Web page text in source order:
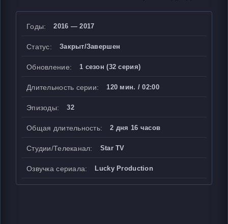
Годы: 2016 — 2017
Статус: Закрыт/Завершен
Обновление: 1 сезон (32 серия)
Длительность серии: 120 мин. / 02:00
Эпизоды: 32
Общая длительность: 2 дня 16 часов
Студии/Телеканал: Star TV
Озвучка сериала: Lucky Production